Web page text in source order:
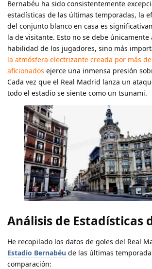
Bernabéu ha sido consistentemente
estadísticas de las últimas temporadas, la
del conjunto blanco en casa es
la de visitante. Esto no se debe únicamente
habilidad de los jugadores, sino más
la atmósfera electrizante creada por más
aficionados ejerce una inmensa presión
Cada vez que el Real Madrid lanza un
todo el estadio se siente como un tsunami.
Análisis de Estadísticas
He recopilado los datos de goles del Real
Estadio Bernabéu de las últimas
comparación: